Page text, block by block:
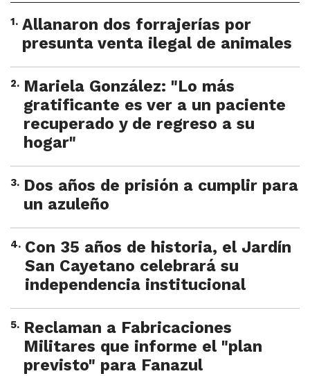
1. Allanaron dos forrajerías por
presunta venta ilegal de animales
2. Mariela González: "Lo más
gratificante es ver a un paciente
recuperado y de regreso a su
hogar"
3. Dos años de prisión a cumplir para
un azuleño
4. Con 35 años de historia, el Jardín
San Cayetano celebrará su
independencia institucional
5. Reclaman a Fabricaciones
Militares que informe el "plan
previsto" para Fanazul